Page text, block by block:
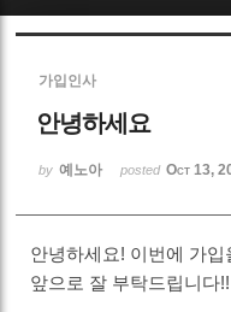
가입인사
안녕하세요
by 예노아 posted Oct 13,
안녕하세요! 이번에 가
앞으로 잘 부탁드립니다!!